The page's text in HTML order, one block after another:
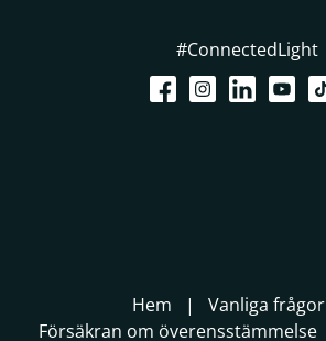
#ConnectedLight
Hem
Vanliga frågor
Försäkran om överensstämmelse